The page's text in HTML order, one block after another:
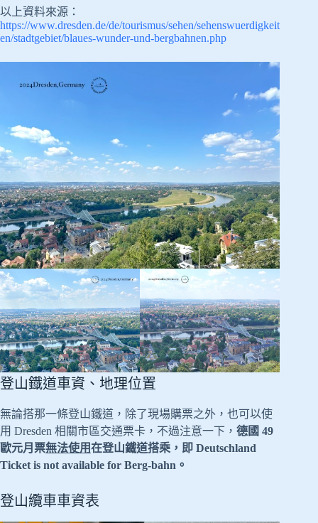
以上資料來源：
https://www.dresden.de/de/tourismus/sehen/sehenswuerdigkeit
en/stadtgebiet/blaues-wunder-und-bergbahnen.php
登山鐡道車資、地理位置
無論搭那一條登山鐵道，除了現場購票之外，也可以使
用 Dresden 相關市區交通票卡，不過注意一下， 德國 49
歐元月票無法使用在登山鐵道搭乘，即 Deutschland
Ticket is not available for Berg-bahn。
登山纜車車資表